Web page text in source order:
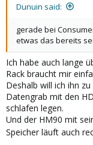
Dunuin said:
gerade bei
etwas das bereits
Ich habe auch lange
Rack braucht mir
Deshalb will ich ihn
Datengrab mit den
schlafen legen.
Und der HM90 mit
Speicher läuft auch